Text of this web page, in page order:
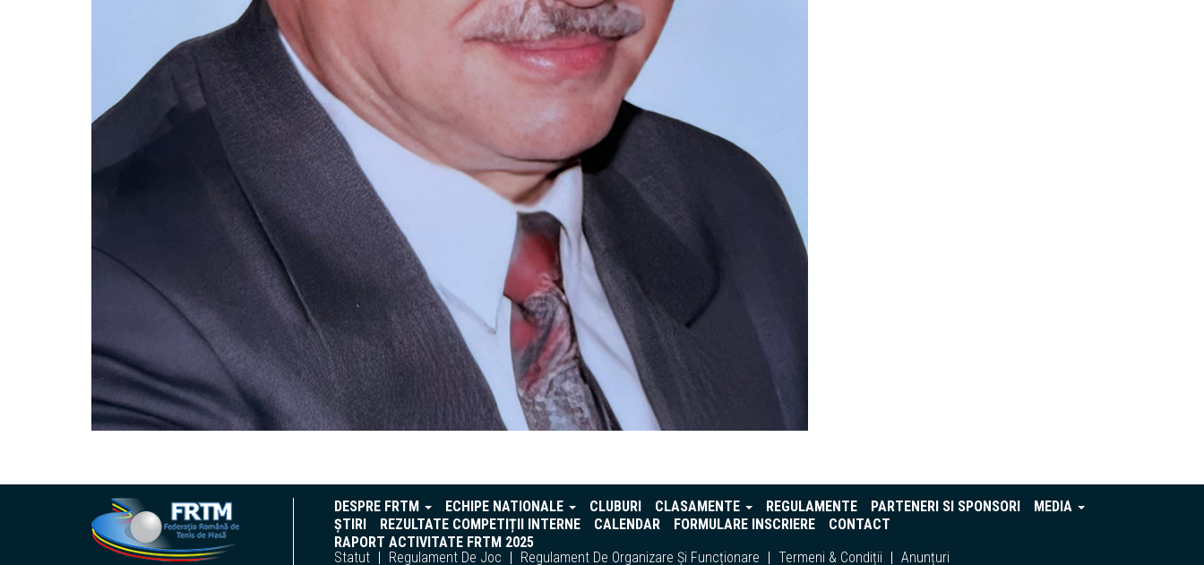
DESPRE FRTM ECHIPE NATIONALE CLUBURI CLASAMENTE REGULAMENTE PARTENERI SI SPONSORI
MEDIA
ȘTIRI
REZULTATE COMPETIȚII INTERNE CALENDAR FORMULARE INSCRIERE
CONTACT
RAPORT ACTIVITATE FRTM 2025
Statut
Regulament De Joc Regulament De Organizare Și Funcționare Termeni & Condiții Anunțuri